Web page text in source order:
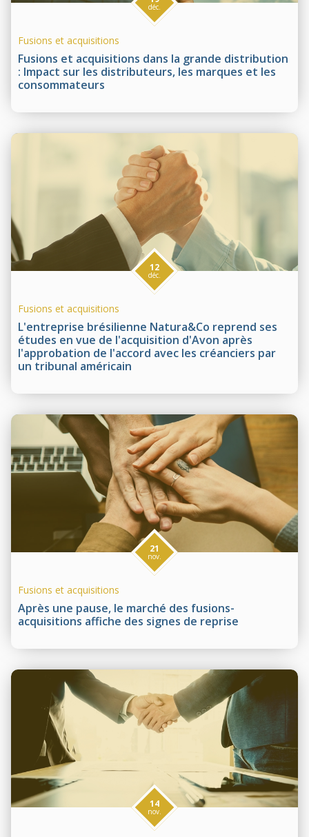
Fusions et acquisitions dans la grande distribution
: Impact sur les distributeurs, les marques et les
consommateurs
déc.
Fusions et acquisitions
L'entreprise brésilienne Natura&Co reprend ses
études en vue de l'acquisition d'Avon après
l'approbation de l'accord avec les créanciers par
un tribunal américain
12
déc.
Fusions et acquisitions
Après une pause, le marché des fusions-
acquisitions affiche des signes de reprise
21
nov.
Fusions et acquisitions
14
nov.